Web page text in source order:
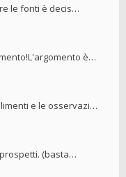
le fonti è decis…
è…
e le osservazi…
(basta…